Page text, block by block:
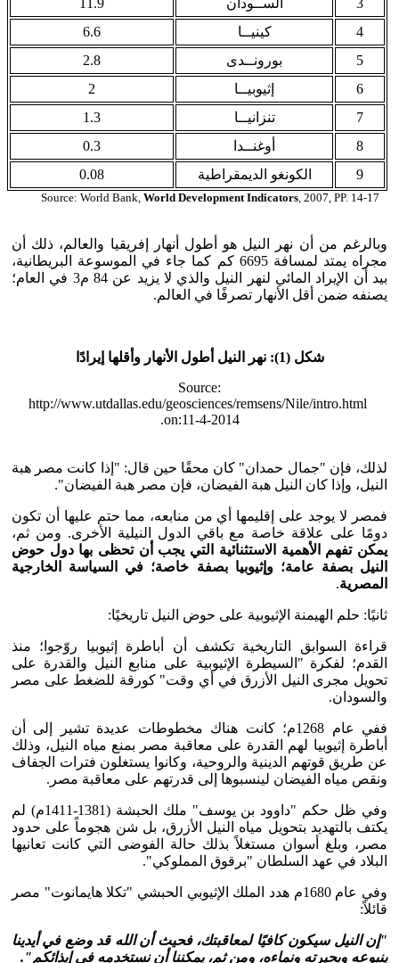
4
كينيــا
6.6
5
بورونــدى
2.8
6
إثيوبيــا
2
7
تنزانيــا
1.3
8
أوغنــدا
0.3
9
الكونغو الديمقراطية 0.08
Source: World Bank, World Development Indicators, 2007, PP. 14-17
وبالرغم من أن نهر النيل هو أطول أنهار إفريقيا والعالم، ذلك أن
مجراه يمتد لمسافة 6695 كم كما جاء في الموسوعة البريطانية،
بيد أن الإيراد المائي لنهر النيل والذي لا يزيد عن 84 م3 في العام؛
يصنفه ضمن أقل الأنهار تصرفًا في العالم.
شكل (1): نهر النيل أطول الأنهار وأقلها إيرادًا
Source:
http://www.utdallas.edu/geosciences/remsens/Nile/intro.html
on:11-4-2014.
لذلك، فإن "جمال حمدان" كان محقًا حين قال: "إذا كانت مصر هبة
النيل، وإذا كان النيل هبة الفيضان، فإن مصر هبة الفيضان".
فمصر لا يوجد على إقليمها أي من منابعه، مما حتم عليها أن تكون
دومًا على علاقة خاصة مع باقي الدول النيلية الأخرى. ومن ثم،
يمكن تفهم الأهمية الاستثنائية التي يجب أن تحظى بها دول حوض
النيل بصفة عامة؛ وإثيوبيا بصفة خاصة؛ في السياسة الخارجية
المصرية.
ثانيًا: حلم الهيمنة الإثيوبية على حوض النيل تاريخيًا:
قراءة السوابق التاريخية تكشف أن أباطرة إثيوبيا روّجوا؛ منذ
القدم؛ لفكرة "السيطرة الإثيوبية على منابع النيل والقدرة على
تحويل مجرى النيل الأزرق في أي وقت" كورقة للضغط على مصر
والسودان.
ففي عام 1268م؛ كانت هناك مخطوطات عديدة تشير إلى أن
أباطرة إثيوبيا لهم القدرة على معاقبة مصر بمنع مياه النيل، وذلك
عن طريق قوتهم الدينية والروحية، وكانوا يستغلون فترات الجفاف
ونقص مياه الفيضان لينسبوها إلى قدرتهم على معاقبة مصر.
وفي ظل حكم "داوود بن يوسف" ملك الحبشة (1381-1411م) لم
يكتف بالتهديد بتحويل مياه النيل الأزرق، بل شن هجوماً على حدود
مصر، وبلغ أسوان مستغلاً بذلك حالة الفوضى التي كانت تعانيها
البلاد في عهد السلطان "برقوق المملوكي".
وفي عام 1680م هدد الملك الإثيوبي الحبشي "تكلا هايمانوت" مصر
قائلاً:
"إن النيل سيكون كافيًا لمعاقبتك، فحيث أن الله قد وضع في أيدينا
ينبوعه وبحيرته ونماءه، ومن ثم، يمكننا أن نستخدمه في إيذائكم".